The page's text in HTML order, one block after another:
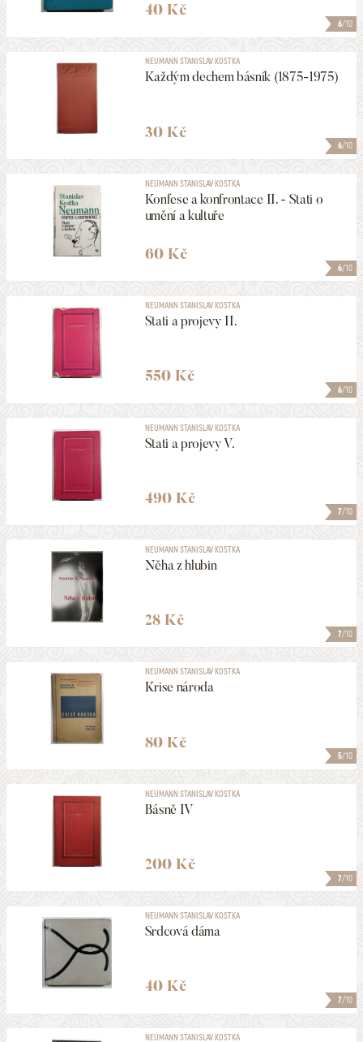
6/10
40 Kč
6/10
NEUMANN STANISLAV KOSTKA
Každým dechem básník (1875-1975)
30 Kč
6/10
NEUMANN STANISLAV KOSTKA
Konfese a konfrontace II. - Stati o
umění a kultuře
60 Kč
6/10
NEUMANN STANISLAV KOSTKA
Stati a projevy II.
550 Kč
7/10
NEUMANN STANISLAV KOSTKA
Stati a projevy V.
490 Kč
7/10
NEUMANN STANISLAV KOSTKA
Něha z hlubin
28 Kč
5/10
NEUMANN STANISLAV KOSTKA
Krise národa
80 Kč
7/10
NEUMANN STANISLAV KOSTKA
Básně IV
200 Kč
7/10
NEUMANN STANISLAV KOSTKA
Srdcová dáma
40 Kč
NEUMANN STANISLAV KOSTKA